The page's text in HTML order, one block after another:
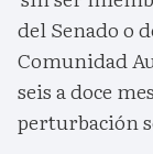
del Senado o
Comunidad
seis a doce
perturbación